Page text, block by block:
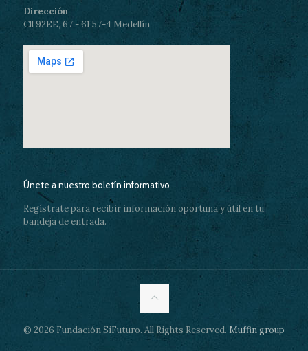
Dirección
Cll 92EE, 67 - 61 57-4 Medellín
Únete a nuestro boletín informativo
Regístrate para recibir información oportuna y útil en tu
bandeja de entrada.
© 2026 Fundación SiFuturo. All Rights Reserved. Muffin group